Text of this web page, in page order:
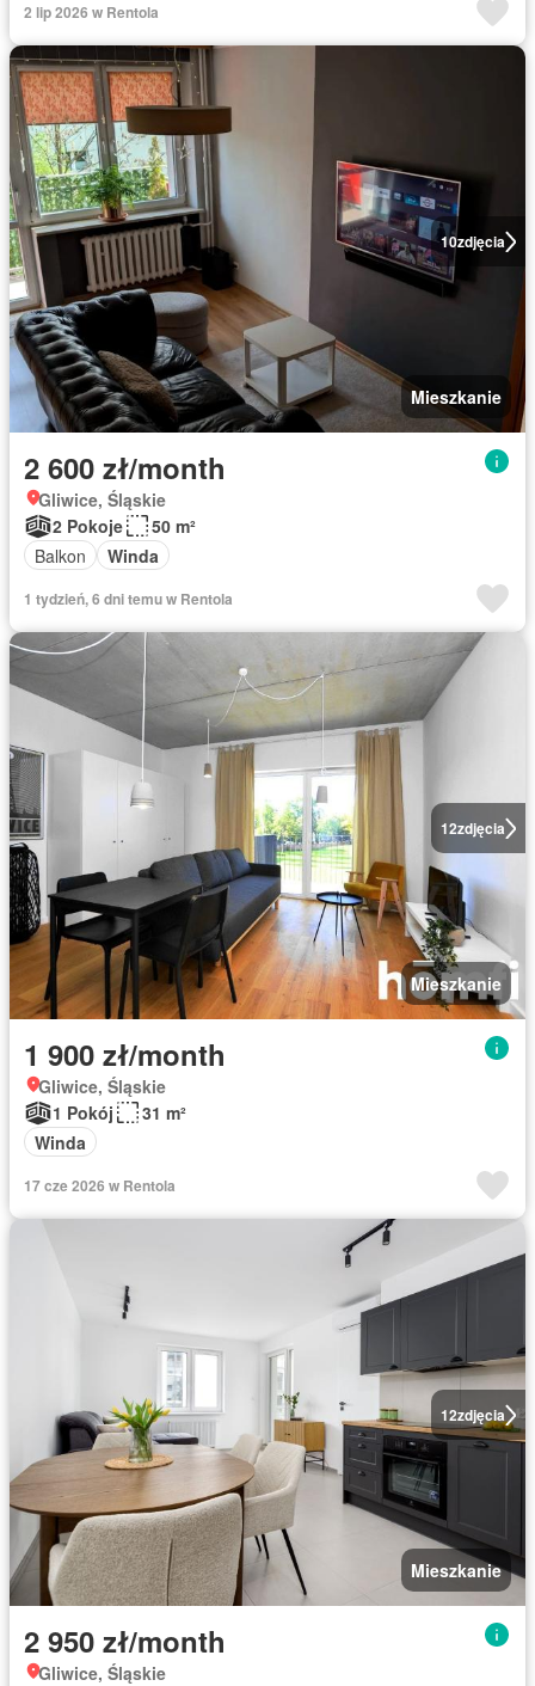
2 lip 2026 w Rentola
10zdjęcia
Mieszkanie
2 600 zł/month
Gliwice, Śląskie
2 Pokoje
50 m²
Balkon
Winda
1 tydzień, 6 dni temu w Rentola
12zdjęcia
Mieszkanie
1 900 zł/month
Gliwice, Śląskie
1 Pokój
31 m²
Winda
17 cze 2026 w Rentola
12zdjęcia
Mieszkanie
2 950 zł/month
Gliwice, Śląskie